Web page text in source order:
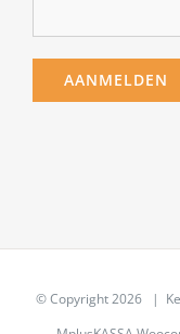
© Copyright2026 |